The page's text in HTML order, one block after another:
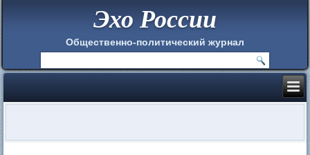
Эхо России
Общественно-политический журнал